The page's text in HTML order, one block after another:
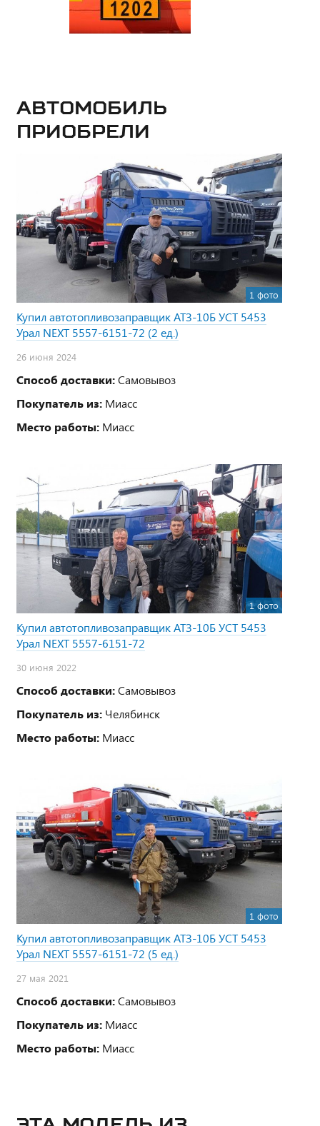
Автомобиль
приобрели
1 фото
Купил автотопливозаправщик АТЗ-10Б УСТ 5453
Урал NEXT 5557-6151-72 (2 ед.)
26 июня 2024
Способ доставки:Самовывоз
Покупатель из: Миасс
Место работы: Миасс
1 фото
Купил автотопливозаправщик АТЗ-10Б УСТ 5453
Урал NEXT 5557-6151-72
30 июня 2022
Способ доставки:Самовывоз
Покупатель из: Челябинск
Место работы: Миасс
1 фото
Купил автотопливозаправщик АТЗ-10Б УСТ 5453
Урал NEXT 5557-6151-72 (5 ед.)
27 мая 2021
Способ доставки:Самовывоз
Покупатель из: Миасс
Место работы: Миасс